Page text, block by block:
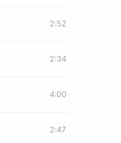
2:52
2:34
4:00
2:47